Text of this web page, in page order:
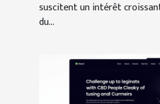
suscitent un intérêt
du...